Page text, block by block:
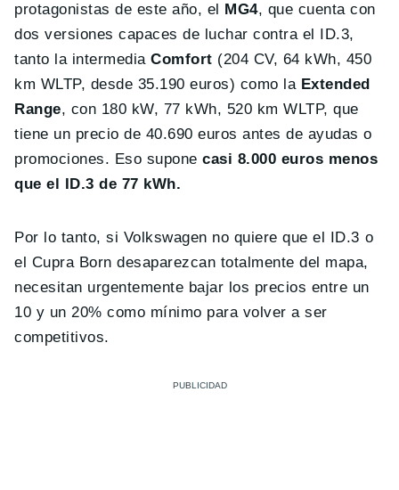
protagonistas de este año, el
MG4, que cuenta con
dos versiones capaces de luchar contra el ID.3,
tanto la intermediaComfort (204 CV, 64 kWh, 450
km WLTP, desde 35.190 euros) como la Extended
Range, con 180 kW, 77 kWh, 520 km WLTP, que
tiene un precio de 40.690 euros antes de ayudas o
promociones. Eso suponecasi 8.000 euros menos
que el ID.3 de 77 kWh.
Por lo tanto, si Volkswagen no quiere que el ID.3 o
el Cupra Born desaparezcan totalmente del mapa,
necesitan urgentemente bajar los precios entre un
10 y un 20% como mínimo para volver a ser
competitivos.